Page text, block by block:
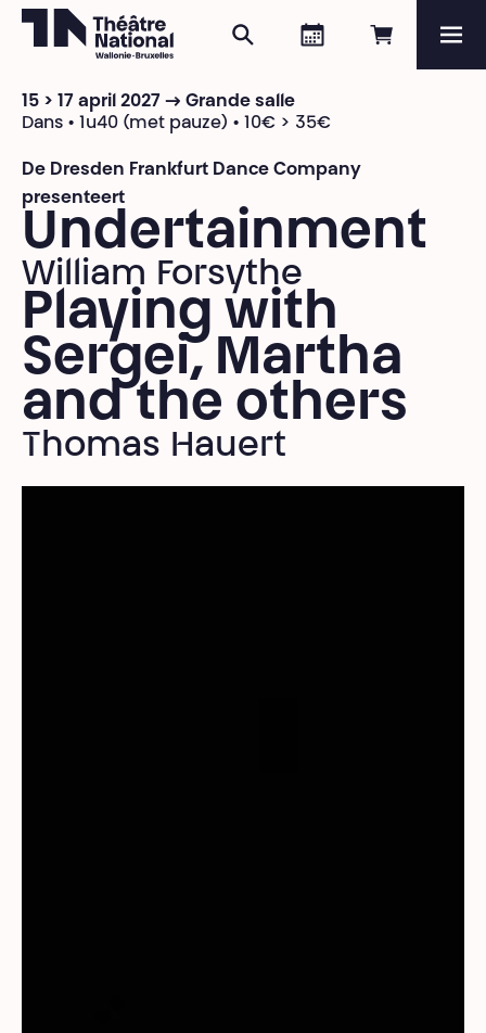
Online
Agenda
Zoeken
Programma
15 > 17 april 2027 → Grande salle
Dans • 1u40 (met pauze) • 10€ > 35€
De Dresden Frankfurt Dance Company
presenteert
Undertainment
William Forsythe
Playing with
Sergei, Martha
and the others
Thomas Hauert